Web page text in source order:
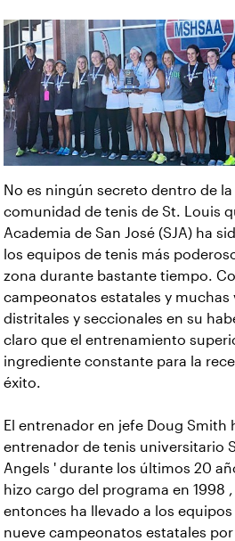
No es ningún secreto dentro de la
comunidad de tenis de St. Louis
Academia de San José (SJA) ha
los equipos de tenis más
zona durante bastante tiempo.
campeonatos estatales y muchas
distritales y seccionales en su
claro que el entrenamiento
ingrediente constante para la
éxito.
El entrenador en jefe Doug Smith
entrenador de tenis universitario
Angels ' durante los últimos 20
hizo cargo del programa en 1998
entonces ha llevado a los equipos
nueve campeonatos estatales